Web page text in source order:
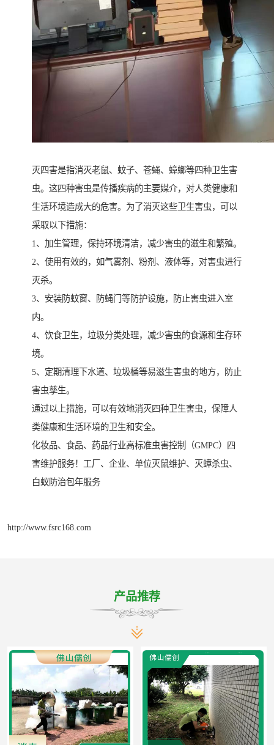
灭四害是指消灭老鼠、蚊子、苍蝇、蟑螂等四种卫生害
虫。这四种害虫是传播疾病的主要媒介，对人类健康和
生活环境造成大的危害。为了消灭这些卫生害虫，可以
采取以下措施：
1、加生管理，保持环境清洁，减少害虫的滋生和繁殖。
2、使用有效的，如气雾剂、粉剂、液体等，对害虫进行
灭杀。
3、安装防蚊窗、防蝇门等防护设施，防止害虫进入室
内。
4、饮食卫生，垃圾分类处理，减少害虫的食源和生存环
境。
5、定期清理下水道、垃圾桶等易滋生害虫的地方，防止
害虫孳生。
通过以上措施，可以有效地消灭四种卫生害虫，保障人
类健康和生活环境的卫生和安全。
化妆品、食品、药品行业高标准虫害控制（GMPC）四
害维护服务！工厂、企业、单位灭鼠维护、灭蟑杀虫、
白蚁防治包年服务
http://www.fsrc168.com
产品推荐